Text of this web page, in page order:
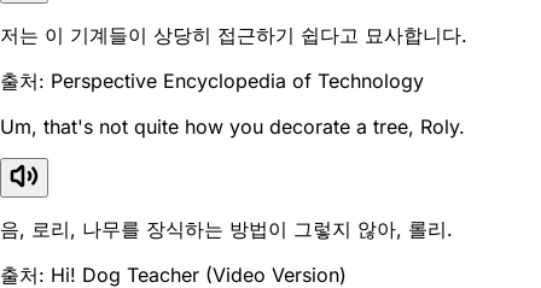
저는 이 기계들이 상당히 접근하기 쉽다고 묘사합니다.
출처: Perspective Encyclopedia of Technology
Um, that's not quite how you decorate a tree, Roly.
음, 로리, 나무를 장식하는 방법이 그렇지 않아, 롤리.
출처: Hi! Dog Teacher (Video Version)